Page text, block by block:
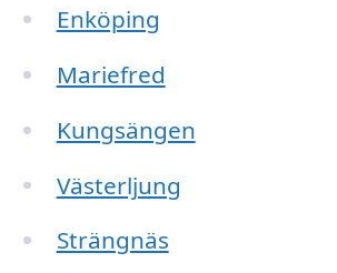
Enköping
Mariefred
Kungsängen
Västerljung
Strängnäs